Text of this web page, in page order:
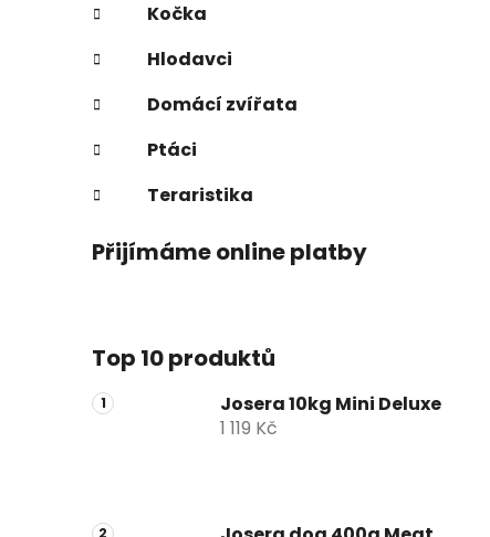
Kočka
Hlodavci
Domácí zvířata
Ptáci
Teraristika
Přijímáme online platby
Top 10 produktů
Josera 10kg Mini Deluxe
1 119 Kč